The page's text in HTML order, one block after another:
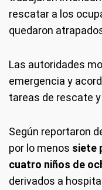
rescatar a los
quedaron
Las autoridades
emergencia y
tareas de rescate
Según reportaron
por lo menos siete
cuatro niños de
derivados a